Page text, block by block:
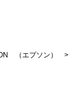
（エプソン） >